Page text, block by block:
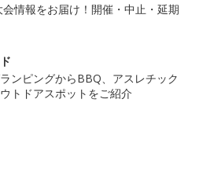
情報をお届け！開催・中止・延期
ンピングからBBQ、アスレチック
トドアスポットをご紹介